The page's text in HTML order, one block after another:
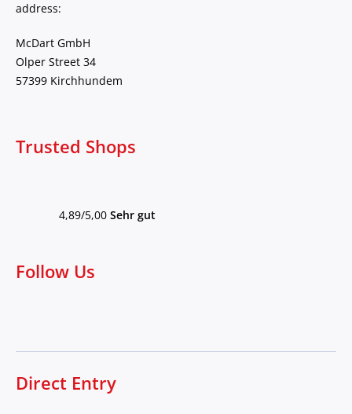
address:
McDart GmbH
Olper Street 34
57399 Kirchhundem
Trusted Shops
4,89/5,00 Sehr gut
Follow Us
Direct Entry